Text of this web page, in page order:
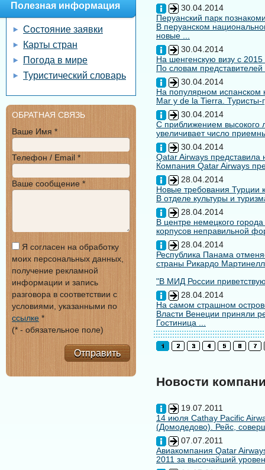
30.04.2014
Перуанский парк
В перуанском
новые ...
30.04.2014
На шенгенскую визу с 2015
По словам
30.04.2014
На популярном испанском
Mar y de la Tierra. Туристы-
30.04.2014
С приближением высокого
увеличивает число
30.04.2014
Qatar Airways
Компания Qatar Airways
28.04.2014
Новые требования Турции
В отделе культуры и
28.04.2014
В центре немецкого
корпусов неправильной
28.04.2014
Республика Панама
страны Рикардо
"В МИД России
28.04.2014
На самом страшном
Власти Венеции приняли
Гостиница ...
Новости
19.07.2011
14 июля Cathay Pacific
(Домодедово). Рейс,
07.07.2011
Авиакомпания Qatar
2011 за высочайший
Полезная информация
Состояние заявки
Карты стран
Погода в мире
Туристический словарь
ОБРАТНАЯ СВЯЗЬ
Ваше Имя *
Телефон / Email *
Ваше сообщение *
Я согласен на обработку
моих персональных данных,
получение рекламной
информации и запись
разговора в соответствии с
условиями, указанными по
ссылке *
(* - обязательное поле)
Отправить